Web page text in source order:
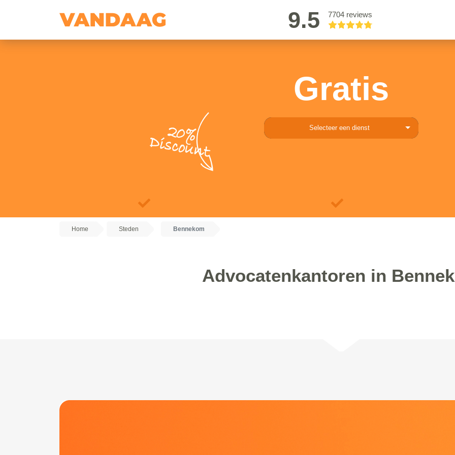
9.5 7704 reviews
20%
Discount
Gratis
Selecteer een dienst
Home Steden Bennekom
Advocatenkantoren in